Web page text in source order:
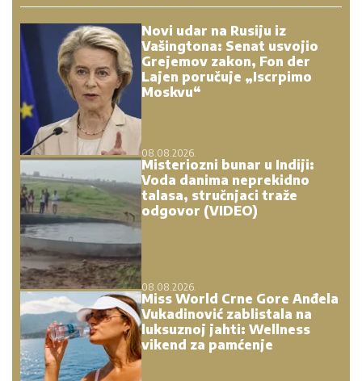
Novi udar na Rusiju iz
Vašingtona: Senat usvojio
Grejemov zakon, Fon der
Lajen poručuje „Iscrpimo
Moskvu“
08.08.2026.
Misteriozni bunar u Indiji:
Voda danima neprekidno
talasa, stručnjaci traže
odgovor (VIDEO)
08.08.2026.
Miss World Crne Gore Anđela
Vukadinović zablistala na
luksuznoj jahti: Wellness
vikend za pamćenje